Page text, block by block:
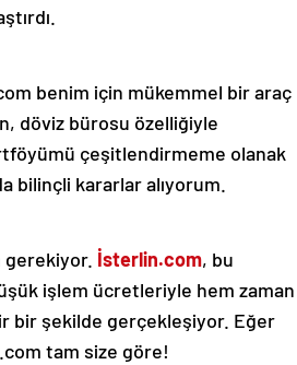
benim için mükemmel bir araç
döviz bürosu özelliğiyle
çeşitlendirmeme olanak
bilinçli kararlar alıyorum.
gerekiyor. İsterlin.com, bu
işlem ücretleriyle hem zaman
bir şekilde gerçekleşiyor. Eğer
tam size göre!